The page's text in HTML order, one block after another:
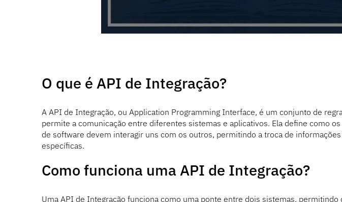
O que é API de Integração?
A API de Integração, ou Application Programming Interface, é um conjunto de
permite a comunicação entre diferentes sistemas e aplicativos. Ela define como
de software devem interagir uns com os outros, permitindo a troca de informações
específicas.
Como funciona uma API de Integração?
Uma API de Integração funciona como uma ponte entre dois sistemas,